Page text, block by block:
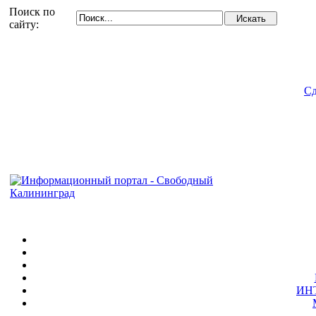
Поиск по
сайту: